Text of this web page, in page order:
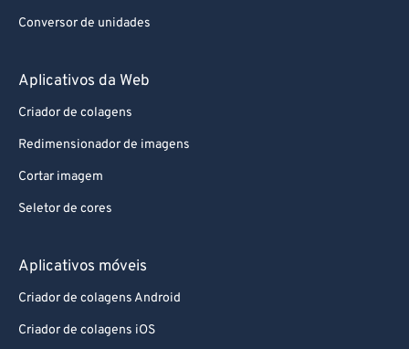
Conversor de unidades
Aplicativos da Web
Criador de colagens
Redimensionador de imagens
Cortar imagem
Seletor de cores
Aplicativos móveis
Criador de colagens Android
Criador de colagens iOS